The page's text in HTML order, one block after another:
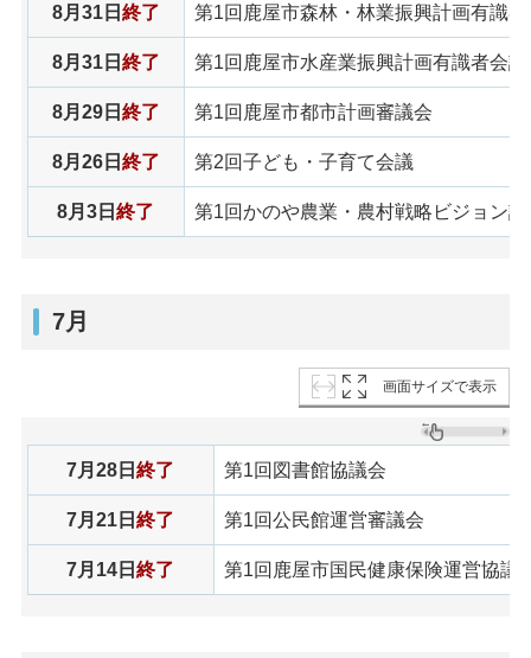
8月31日 終了 第1回鹿屋市森林・林業振興計画有識
8月31日 終了 第1回鹿屋市水産業振興計画有識者会議
8月29日 終了 第1回鹿屋市都市計画審議会
8月26日 終了 第2回子ども・子育て会議
8月3日終了 第1回かのや農業・農村戦略ビジョン
7月
画面サイズで表示
7月28日終了 第1回図書館協議会
7月21日終了 第1回公民館運営審議会
7月14日終了 第1回鹿屋市国民健康保険運営協議